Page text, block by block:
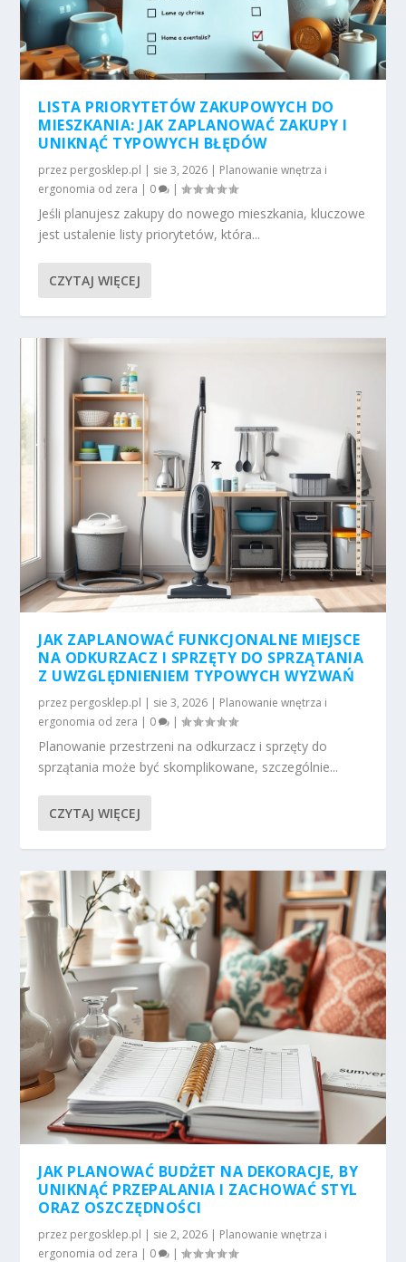
LISTA PRIORYTETÓW ZAKUPOWYCH DO
MIESZKANIA: JAK ZAPLANOWAĆ ZAKUPY I
UNIKNĄĆ TYPOWYCH BŁĘDÓW
przez pergosklep.pl | sie 3, 2026 | Planowanie wnętrza i
ergonomia od zera | 0 |
Jeśli planujesz zakupy do nowego mieszkania, kluczowe
jest ustalenie listy priorytetów, która...
CZYTAJ WIĘCEJ
JAK ZAPLANOWAĆ FUNKCJONALNE MIEJSCE
NA ODKURZACZ I SPRZĘTY DO SPRZĄTANIA
Z UWZGLĘDNIENIEM TYPOWYCH WYZWAŃ
przez pergosklep.pl | sie 3, 2026 | Planowanie wnętrza i
ergonomia od zera | 0 |
Planowanie przestrzeni na odkurzacz i sprzęty do
sprzątania może być skomplikowane, szczególnie...
CZYTAJ WIĘCEJ
JAK PLANOWAĆ BUDŻET NA DEKORACJE, BY
UNIKNĄĆ PRZEPALANIA I ZACHOWAĆ STYL
ORAZ OSZCZĘDNOŚCI
przez pergosklep.pl | sie 2, 2026 | Planowanie wnętrza i
ergonomia od zera | 0 |